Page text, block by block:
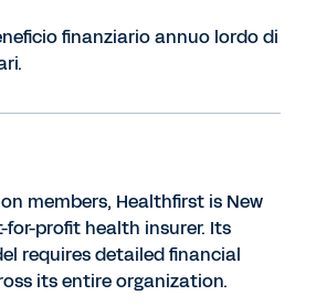
finanziario annuo lordo di
members, Healthfirst is New
for-profit health insurer. Its
requires detailed financial
its entire organization.